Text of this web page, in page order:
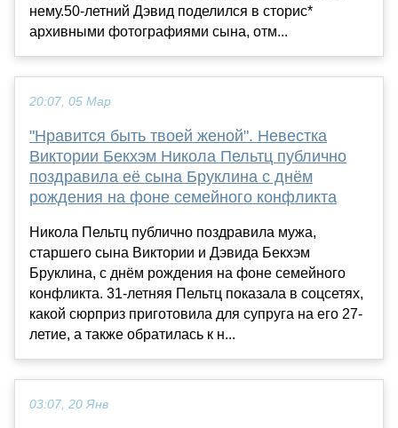
нему.50-летний Дэвид поделился в сторис*
архивными фотографиями сына, отм...
20:07, 05 Мар
"Нравится быть твоей женой". Невестка
Виктории Бекхэм Никола Пельтц публично
поздравила её сына Бруклина с днём
рождения на фоне семейного конфликта
Никола Пельтц публично поздравила мужа,
старшего сына Виктории и Дэвида Бекхэм
Бруклина, с днём рождения на фоне семейного
конфликта. 31-летняя Пельтц показала в соцсетях,
какой сюрприз приготовила для супруга на его 27-
летие, а также обратилась к н...
03:07, 20 Янв